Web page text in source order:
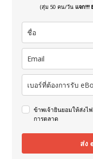
(สุ่ม 50 คน/วัน แจก!!!
ข้าพเจ้ายินยอมให้ส่งไ
การตลาด
ส่ง